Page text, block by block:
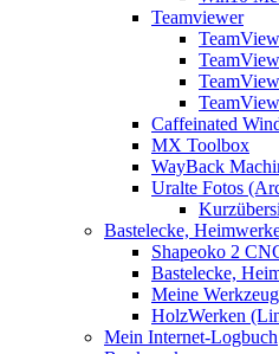
Teamviewer
Caffeinated
MX Toolbox
WayBack
Uralte Fotos
Bastelecke,
Shapeoko 2
Bastelecke,
Meine
HolzWerken
Mein Internet-Logbuch